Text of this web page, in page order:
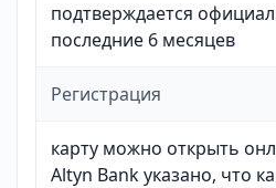
подтверждается
последние 6 месяцев
Регистрация
карту можно открыть
Altyn Bank указано, что